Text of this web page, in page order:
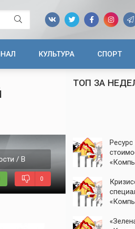
КУЛЬТУРА СПОРТ
/ В
0
ТОП ЗА
Ресурс